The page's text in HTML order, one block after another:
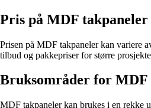
Pris på MDF takpaneler
Prisen på MDF takpaneler kan variere
tilbud og pakkepriser for større
Bruksområder for MDF
MDF takpaneler kan brukes i en rekke